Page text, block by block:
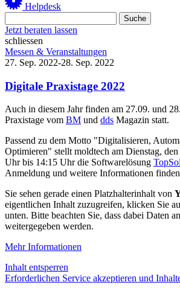
Helpdesk
Jetzt beraten lassen
schliessen
Messen & Veranstaltungen
27. Sep. 2022-28. Sep. 2022
Digitale Praxistage 2022
Auch in diesem Jahr finden am 27.09. und
Praxistage vom BM und dds Magazin statt.
Passend zu dem Motto "Digitalisieren,
Optimieren" stellt moldtech am Dienstag,
Uhr bis 14:15 Uhr die Softwarelösung
Anmeldung und weitere Informationen
Sie sehen gerade einen Platzhalterinhalt von
eigentlichen Inhalt zuzugreifen, klicken Sie
unten. Bitte beachten Sie, dass dabei Daten
weitergegeben werden.
Mehr Informationen
Inhalt entsperren
Erforderlichen Service akzeptieren und